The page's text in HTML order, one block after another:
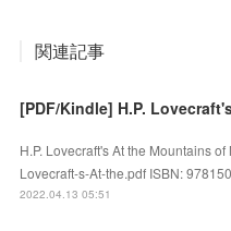
関連記事
H.P. Lovecraft's At the Mountains
Lovecraft-s-At-the.pdf ISBN:
2022.04.13 05:51